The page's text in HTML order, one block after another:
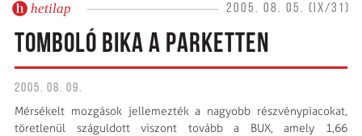
hetilap 2005. 08. 05. (IX/31)
TOMBOLÓ BIKA A PARKETTEN
2005. 08. 09.
Mérsékelt mozgások jellemezték a nagyobb részvénypiacokat,
töretlenül száguldott viszont tovább a BUX, amely 1,66